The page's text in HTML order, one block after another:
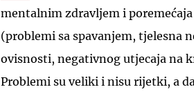
mentalnim zdravljem i
(problemi sa spavanjem, tjelesna
ovisnosti, negativnog utjecaja na
Problemi su veliki i nisu rijetki, a